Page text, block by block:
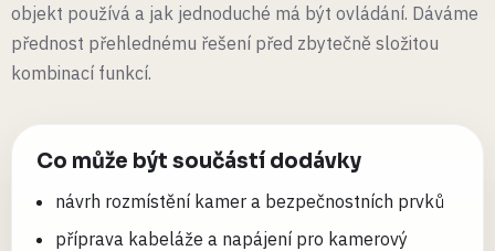
objekt používá a jak jednoduché má být ovládání. Dáváme
přednost přehlednému řešení před zbytečně složitou
kombinací funkcí.
Co může být součástí dodávky
návrh rozmístění kamer a bezpečnostních prvků
příprava kabeláže a napájení pro kamerový